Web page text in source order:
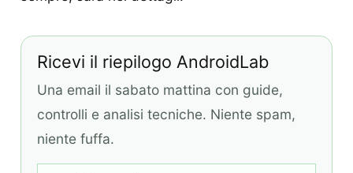
Ricevi il riepilogo AndroidLab
Una email il sabato mattina con guide,
controlli e analisi tecniche. Niente spam,
niente fuffa.